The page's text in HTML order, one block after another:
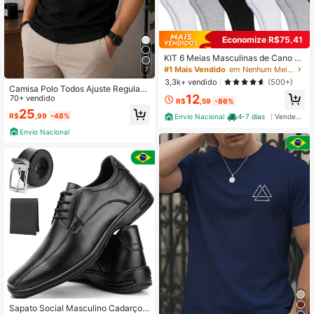
7
Camisa Polo Todos Ajuste Regular
Bordado Masculina
70+ vendido
R$25 ,99 -48%
Envio Nacional
Sapato Social Masculino Cadarço
Economize R$75,41
KIT 6 Meias Masculinas de Cano M
édio Tamanho 35-45 Conforto e Est
ilo para o Dia a Dia
#1 Mais Vendido
em Nenhum Meias Masculinas
3,3k+ vendido
(500+)
R$12,59 -86%
Envio Nacional
4-7 dias